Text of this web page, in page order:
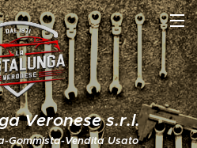
Veronese s.r.l.
Gommista-Vendita Usato